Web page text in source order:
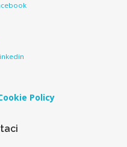
Policy